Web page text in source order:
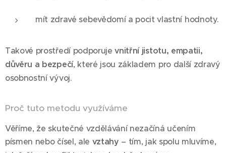
mít zdravé sebevědomí a pocit vlastní hodnoty.
Takové prostředí podporujevnitřní jistotu, empatii,
důvěru a bezpečí, které jsou základem pro další zdravý
osobnostní vývoj.
Proč tuto metodu využíváme
Věříme, že skutečné vzdělávání nezačíná učením
písmen nebo čísel, ale vztahy – tím, jak spolu mluvíme,